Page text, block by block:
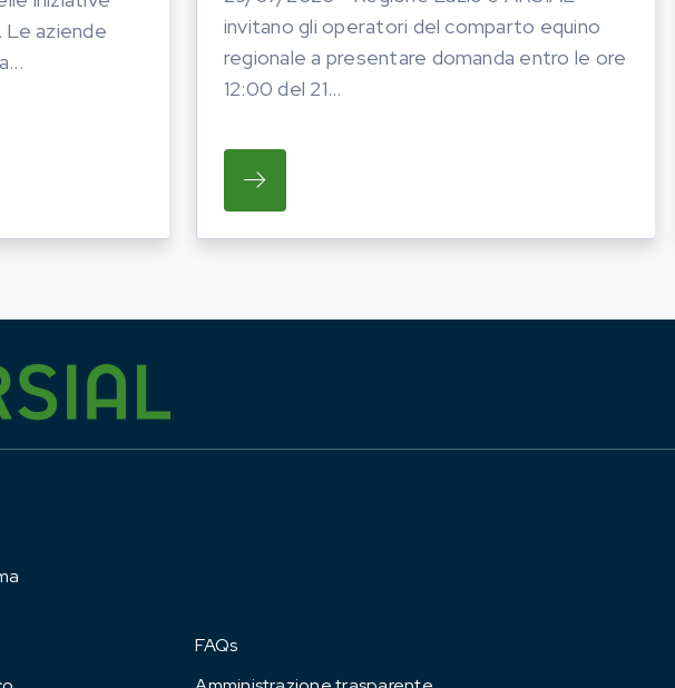
Le aziende
HANNO AVVIATO LA PROGRAMMAZIONE DELLE INIZIATIVE
invitano gli operatori del comparto equino
regionale a presentare domanda entro le ore
12:00 del 21...
SU REGIONE LAZIO E ARSIAL INVITANO
FAQs